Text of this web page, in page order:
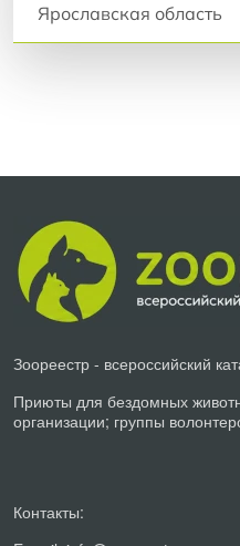
Ярославская область
Зоореестр - всероссийский
Приюты для бездомных
организации; группы
Контакты: